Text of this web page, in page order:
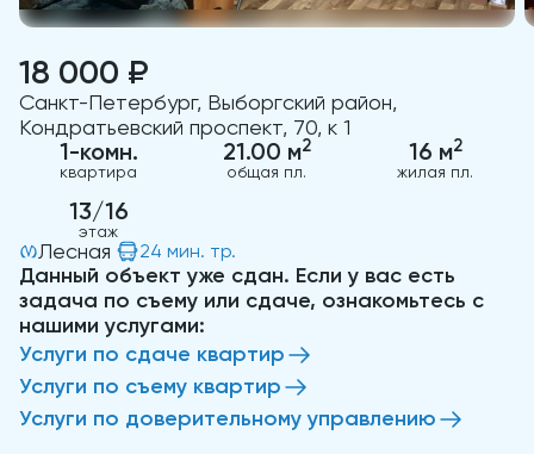
18 000 ₽
Санкт-Петербург, Выборгский район,
Кондратьевский проспект, 70, к 1
1-комн.
квартира
21.00 м2
общая пл.
16 м2
жилая пл.
13/16
этаж
Лесная 24 мин. тр.
Данный объект уже сдан. Если у вас есть
задача по съему или сдаче, ознакомьтесь с
нашими услугами:
Услуги по сдаче квартир
Услуги по съему квартир
Услуги по доверительному управлению